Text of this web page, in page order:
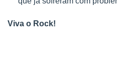
Viva o Rock!